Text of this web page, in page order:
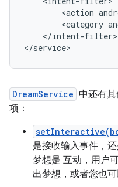
<action
<category
</intent-filter>
</service>
DreamService 中还有
项：
是接收输入事件，
梦想是 互动，用户
出梦想，或者您也